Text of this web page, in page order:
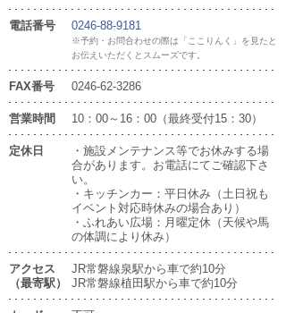
電話番号 0246-88-9181
※予約・お問合わせの際は「ここりんく」を見たと
お伝えいただくとスムーズです。
FAX番号 0246-62-3286
営業時間 10：00～16：00（最終受付15：30）
定休日
・施設メンテナンス等でお休みする場
合があります。お電話にてご確認下さ
い。
・キッチンカー：平日休み（土日祝も
イベント対応時休みの場合あり）
・ふれあい広場：月曜定休（天候や馬
の体調により休み）
アクセス
（最寄駅）
JR常磐線泉駅から車で約10分
JR常磐線植田駅から車で約10分